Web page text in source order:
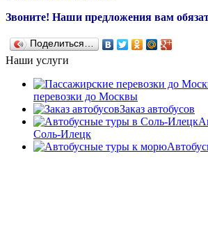
Звоните! Наши предложения вам
Поделиться…
Наши услуги
перевозки до Москвы
Заказ автобусов
Соль-Илецк